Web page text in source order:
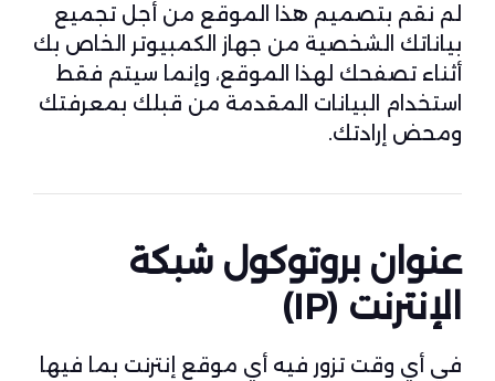
لم نقم بتصميم هذا الموقع من أجل تجميع
بياناتك الشخصية من جهاز الكمبيوتر الخاص بك
أثناء تصفحك لهذا الموقع، وإنما سيتم فقط
استخدام البيانات المقدمة من قبلك بمعرفتك
ومحض إرادتك.
عنوان بروتوكول شبكة
الإنترنت (IP)
في أي وقت تزور فيه أي موقع إنترنت بما فيها